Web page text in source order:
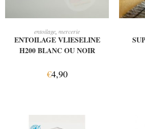
CHOIX DES OPTIONS
entoilage mercerie
ENTOILAGE VLIESELINE
H200 BLANC OU NOIR
€4,90